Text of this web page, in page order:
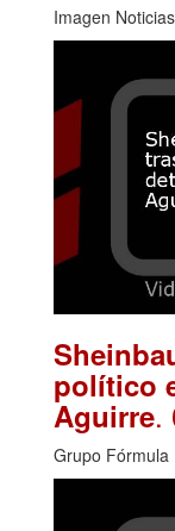
Imagen Noticias
político
Aguirre.
Grupo Fórmula